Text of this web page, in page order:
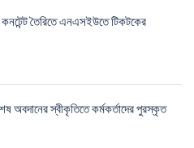
কনটেন্ট তৈরিতে এনএসইউতে টিকটকের
অবদানের স্বীকৃতিতে কর্মকর্তাদের পুরস্কৃত